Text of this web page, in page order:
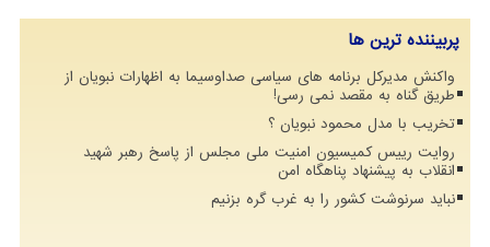
پربیننده ترین ها
واکنش مدیرکل برنامه های سیاسی صداوسیما به اظهارات نبویان از
طریق گناه به مقصد نمی رسی!
تخریب با مدل محمود نبویان ؟
روایت رییس کمیسیون امنیت ملی مجلس از پاسخ رهبر شهید
انقلاب به پیشنهاد پناهگاه امن
نباید سرنوشت کشور را به غرب گره بزنیم